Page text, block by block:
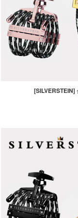
[SILVERSTEIN]